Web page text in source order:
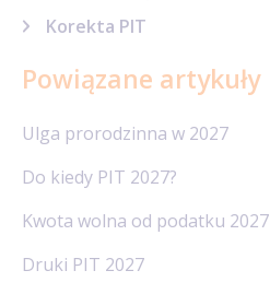
Korekta PIT
Powiązane artykuły
Ulga prorodzinna w 2027
Do kiedy PIT 2027?
Kwota wolna od podatku 2027
Druki PIT 2027